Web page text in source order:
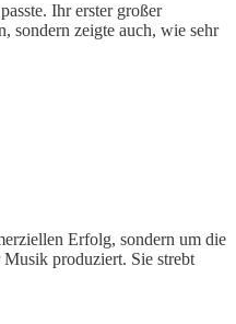
Ihr erster großer
sondern zeigte auch, wie sehr
Erfolg, sondern um die
produziert. Sie strebt